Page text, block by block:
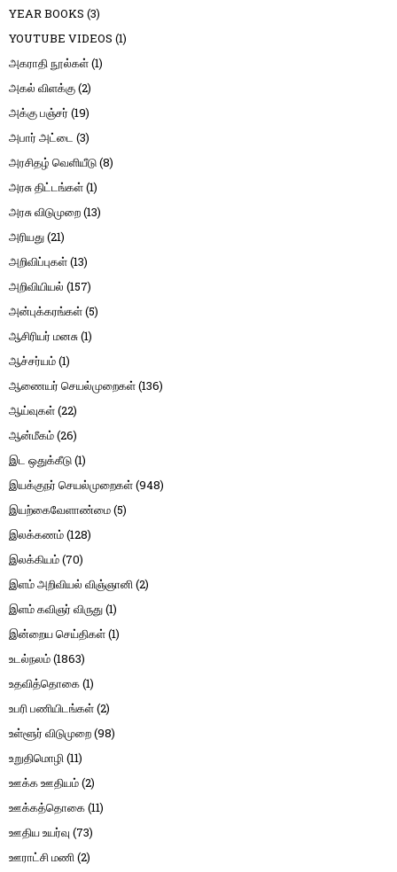
YEAR BOOKS (3)
YOUTUBE VIDEOS (1)
அகராதி நூல்கள்(1)
அகல் விளக்கு(2)
அக்கு பஞ்சர் (19)
அபார் அட்டை (3)
அரசிதழ் வெளியீடு(8)
அரசு திட்டங்கள்(1)
அரசு விடுமுறை(13)
அரியது(21)
அறிவிப்புகள்(13)
அறிவியியல் (157)
அன்புக்கரங்கள்(5)
ஆசிரியர் மனசு(1)
ஆச்சர்யம்(1)
ஆணையர் செயல்முறைகள்(136)
ஆய்வுகள்(22)
ஆன்மீகம்(26)
இட ஒதுக்கீடு(1)
இயக்குநர் செயல்முறைகள்(948)
இயற்கைவேளாண்மை(5)
இலக்கணம்(128)
இலக்கியம்(70)
இளம் அறிவியல் விஞ்ஞானி(2)
இளம் கவிஞர் விருது(1)
இன்றைய செய்திகள்(1)
உடல்நலம்(1863)
உதவித்தொகை(1)
உபரி பணியிடங்கள்(2)
உள்ளூர் விடுமுறை(98)
உறுதிமொழி(11)
ஊக்க ஊதியம்(2)
ஊக்கத்தொகை(11)
ஊதிய உயர்வு (73)
ஊராட்சி மணி(2)